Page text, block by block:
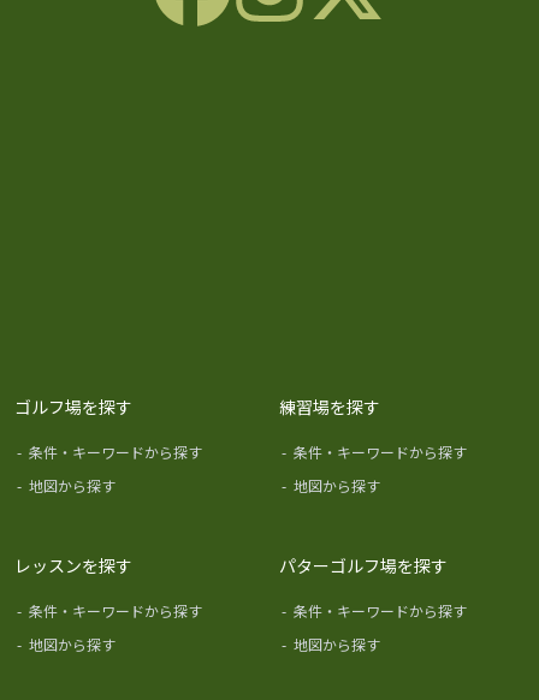
ゴルフ場を探す
- 条件・キーワードから探す
- 地図から探す
練習場を探す
- 条件・キーワードから探す
- 地図から探す
レッスンを探す
- 条件・キーワードから探す
- 地図から探す
パターゴルフ場を探す
- 条件・キーワードから探す
- 地図から探す